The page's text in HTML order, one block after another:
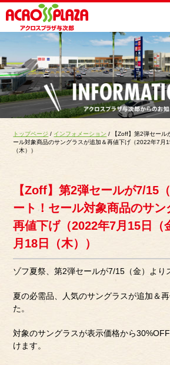
トップページ / インフォメーション / 【Zoff】第2弾セール
ール対象商品のサングラスが追加＆再値下げ（2022年7月
（木））
【Zoff】第2弾セールが7/15
ート！セール対象商品のサン
再値下げ（2022年7月15日（
月18日（木））
ゾフ夏祭、第2弾セールが7/15（金）より
夏の必需品、人気のサングラスが追加＆
た。
対象のサングラスが表示価格から
けます。